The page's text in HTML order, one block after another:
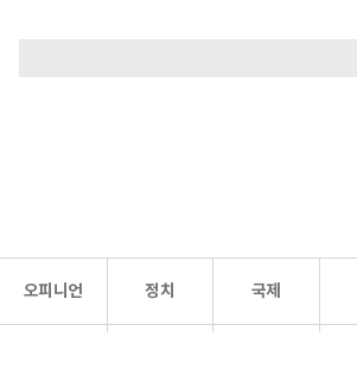
오피니언 정치 국제